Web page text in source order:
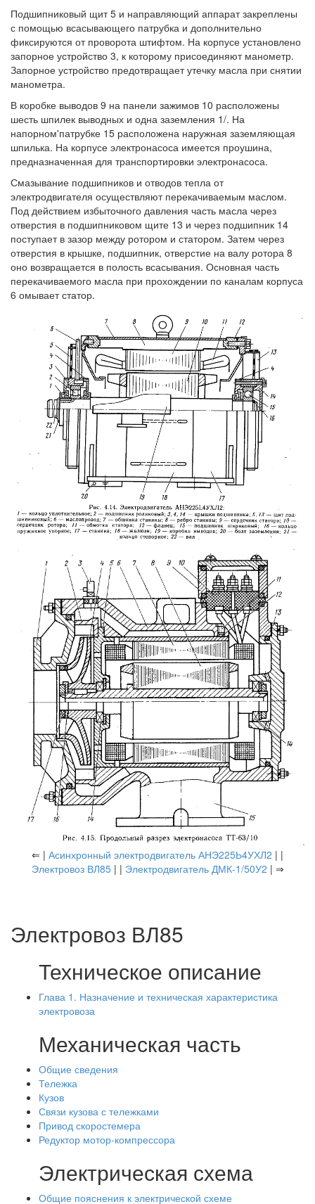
Подшипниковый щит 5 и направляющий аппарат закреплены
с помощью всасывающего патрубка и дополнительно
фиксируются от проворота штифтом. На корпусе установлено
запорное устройство 3, к которому присоединяют манометр.
Запорное устройство предотвращает утечку масла при снятии
манометра.
В коробке выводов 9 на панели зажимов 10 расположены
шесть шпилек выводных и одна заземления 1/. На
напорном'патрубке 15 расположена наружная заземляющая
шпилька. На корпусе электронасоса имеется проушина,
предназначенная для транспортировки электронасоса.
Смазывание подшипников и отводов тепла от
электродвигателя осуществляют перекачиваемым маслом.
Под действием избыточного давления часть масла через
отверстия в подшипниковом щите 13 и через подшипник 14
поступает в зазор между ротором и статором. Затем через
отверстия в крышке, подшипник, отверстие на валу ротора 8
оно возвращается в полость всасывания. Основная часть
перекачиваемого масла при прохождении по каналам корпуса
6 омывает статор.
⇐ | Асинхронный электродвигатель АНЭ225Ь4УХЛ2 | |
Электровоз ВЛ85| | Электродвигатель ДМК-1/50У2 | ⇒
Электровоз ВЛ85
Техническое описание
Глава 1. Назначение и техническая характеристика
электровоза
Механическая часть
Общие сведения
Тележка
Кузов
Связи кузова с тележками
Привод скоростемера
Редуктор мотор-компрессора
Электрическая схема
Общие пояснения к электрической схеме